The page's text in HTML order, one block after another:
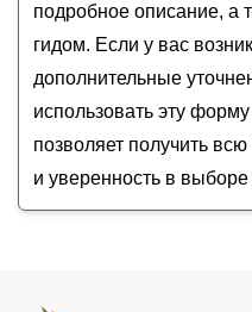
подробное описание, а
гидом. Если у вас
дополнительные
использовать эту
позволяет получить
и уверенность в выборе